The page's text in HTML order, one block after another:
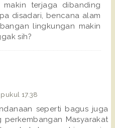
terjaga dibanding
disadari, bencana alam
lingkungan makin
sih?
17.38
seperti bagus juga
perkembangan Masyarakat